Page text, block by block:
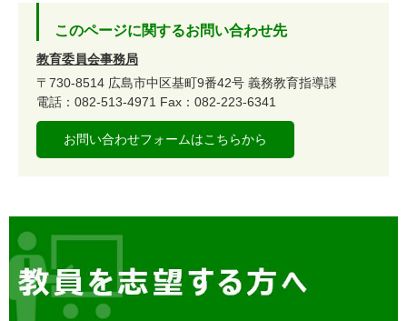
このページに関するお問い合わせ先
教育委員会事務局
〒730-8514 広島市中区基町9番42号 義務教育指導課
電話：082-513-4971 Fax：082-223-6341
お問い合わせフォームはこちらから